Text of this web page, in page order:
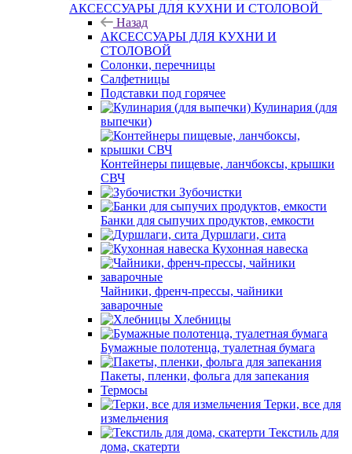
АКСЕССУАРЫ ДЛЯ КУХНИ И СТОЛОВОЙ
Назад
АКСЕССУАРЫ ДЛЯ КУХНИ И
СТОЛОВОЙ
Солонки, перечницы
Салфетницы
Подставки под горячее
Кулинария (для
выпечки)
Контейнеры пищевые, ланчбоксы, крышки
СВЧ
Зубочистки
Банки для сыпучих продуктов, емкости
Дуршлаги, сита
Кухонная навеска
Чайники, френч-прессы, чайники
заварочные
Хлебницы
Бумажные полотенца, туалетная бумага
Пакеты, пленки, фольга для запекания
Термосы
Терки, все для
измельчения
Текстиль для
дома, скатерти